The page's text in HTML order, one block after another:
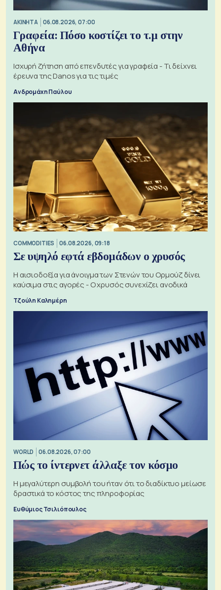
ΑΚΙΝΗΤΑ 06.08.2026, 07:00
Γραφεία: Πόσο κοστίζει το τ.μ στην
Αθήνα
Ισχυρή ζήτηση από επενδυτές για γραφεία - Τι δείχνει
έρευνα της Danos για τις τιμές
Ανδρομάχη Παύλου
COMMODITIES 06.08.2026, 09:18
Σε υψηλό εφτά εβδομάδων ο χρυσός
Η αισιοδοξία για άνοιγμα των Στενών του Ορμούζ δίνει
καύσιμα στις αγορές - Ο χρυσός συνεχίζει ανοδικά
Τζούλη Καλημέρη
WORLD 06.08.2026, 07:00
Πώς το ίντερνετ άλλαξε τον κόσμο
Η μεγαλύτερη συμβολή του ήταν ότι το διαδίκτυο μείωσε
δραστικά το κόστος της πληροφορίας
Ευθύμιος Τσιλιόπουλος